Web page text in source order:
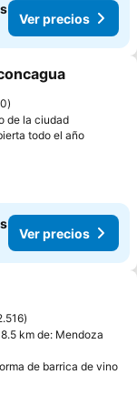
Ver precios
de la ciudad
todo el añoVer
Ver precios
km de: Mendoza
de barrica de vino